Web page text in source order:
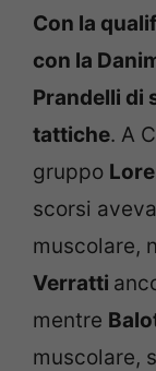
Con la
con la
Prandelli di
tattiche. A
gruppo
scorsi
muscolare,
Verratti
mentre
muscolare,